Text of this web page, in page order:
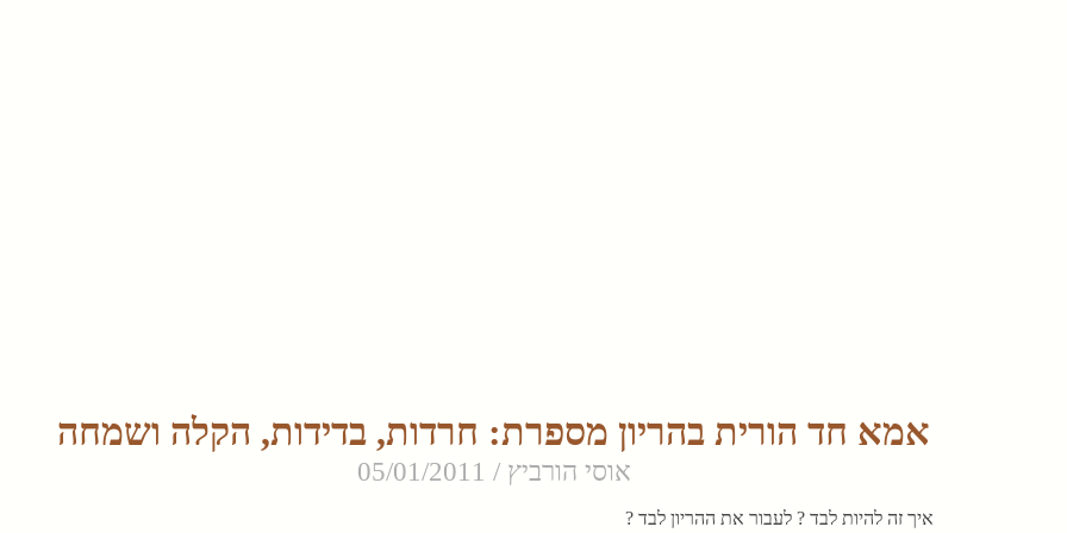
אמא חד הורית בהריון מספרת: חרדות, בדידות, הקלה ושמחה
אוסי הורביץ
איך זה להיות לבד ? לעבור את ההריון לבד ?